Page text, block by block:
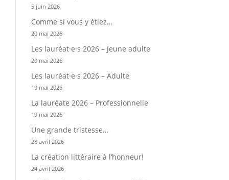
5 juin 2026
Comme si vous y étiez…
20 mai 2026
Les lauréat·e·s 2026 – Jeune adulte
20 mai 2026
Les lauréat·e·s 2026 – Adulte
19 mai 2026
La lauréate 2026 – Professionnelle
19 mai 2026
Une grande tristesse…
28 avril 2026
La création littéraire à l’honneur!
24 avril 2026